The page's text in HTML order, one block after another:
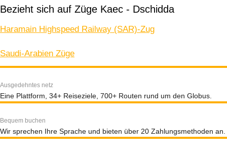
Bezieht sich auf Züge Kaec - Dschidda
Haramain Highspeed Railway (SAR)-Zug
Saudi-Arabien Züge
Ausgedehntes netz
Eine Plattform, 34+ Reiseziele, 700+ Routen rund um den Globus.
Bequem buchen
Wir sprechen Ihre Sprache und bieten über 20 Zahlungsmethoden an.